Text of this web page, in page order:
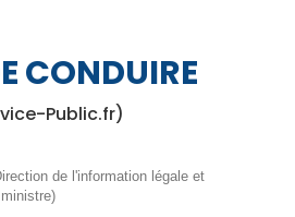
CONDUIRE
Public.fr)
de l'information légale et